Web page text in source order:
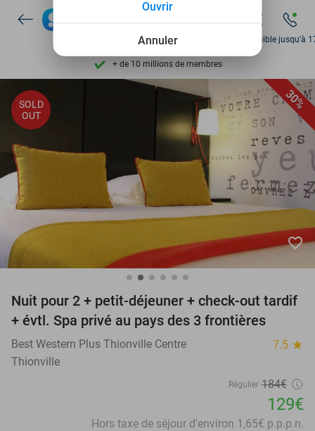
Disponible 7 jours par semaine
+ de 10 millions de membres
9,4 basé sur206 305 avis
Découvrez + de 15.000 deals
Disponible 7 jours par semaine
+ de 10 millions de membres
Disponible jusqu'à
30%
SOLD
OUT
favorite_border
Nuit pour 2 + petit-déjeuner + check-out tardif
+ évtl. Spa privé au pays des 3 frontières
Best Western Plus Thionville Centre 7.5 star
Thionville
Régulier 184€
129€
Hors taxe de séjour d'environ 1,65€ p.p.p.n.
Annuler
Ouvrir